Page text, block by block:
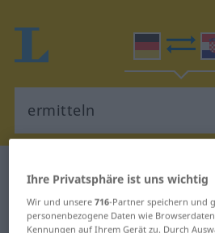
Deutsch-Kroatisch Wörterbuch
Deutsch-Kroatisch
"ermitteln"
Ihre Privatsphäre ist uns wichtig
Wir und unsere716-Partner speichern und
personenbezogene Daten wie
Kennungen auf Ihrem Gerät zu. Durch